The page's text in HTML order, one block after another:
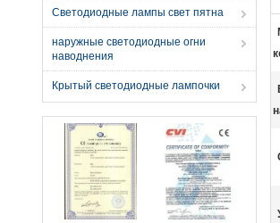
Светодиодные лампы свет пятна
наружные светодиодные огни
наводнения
Крытый светодиодные лампочки